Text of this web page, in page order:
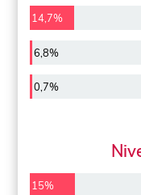
14,7%
6,8%
0,7%
15%